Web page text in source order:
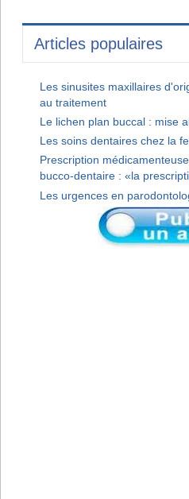
Articles populaires
Les sinusites maxillaires
au traitement
Le lichen plan buccal : mise
Les soins dentaires chez la
Prescription
bucco-dentaire : «la
Les urgences en